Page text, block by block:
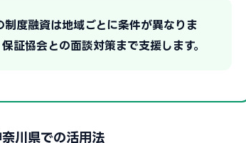
度融資は地域ごとに条件が異なりま
証協会との面談対策まで支援します。
川県での活用法